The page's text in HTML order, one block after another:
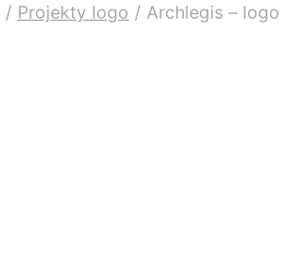
/ Projekty logo / Archlegis – logo